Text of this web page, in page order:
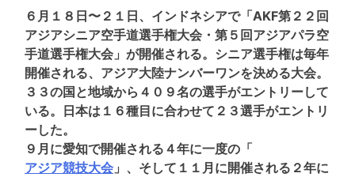
６月１８日〜２１日、インドネシアで「AKF第２２回
アジアシニア空手道選手権大会・第５回アジアパラ空
手道選手権大会」が開催される。シニア選手権は毎年
開催される、アジア大陸ナンバーワンを決める大会。
３３の国と地域から４０９名の選手がエントリーして
いる。日本は１６種目に合わせて２３選手がエントリ
ーした。
９月に愛知で開催される４年に一度の「
アジア競技大会 」、そして１１月に開催される２年に